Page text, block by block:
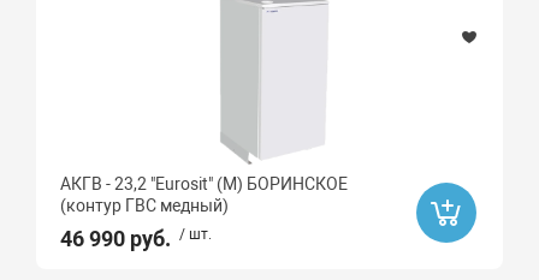
АКГВ - 23,2 "Eurosit" (М) БОРИНСКОЕ
(контур ГВС медный)
46 990 руб. / шт.